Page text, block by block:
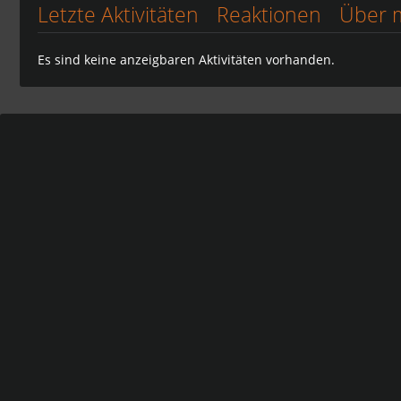
Letzte Aktivitäten Reaktionen Über
Es sind keine anzeigbaren Aktivitäten vorhanden.